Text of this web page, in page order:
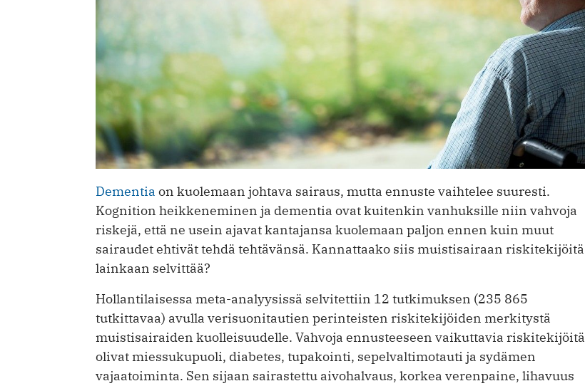
Dementia on kuolemaan johtava sairaus, mutta ennuste vaihtelee suuresti.
Kognition heikkeneminen ja dementia ovat kuitenkin vanhuksille niin vahvoja
riskejä, että ne usein ajavat kantajansa kuolemaan paljon ennen kuin muut
sairaudet ehtivät tehdä tehtävänsä. Kannattaako siis muistisairaan riskitekijöitä
lainkaan selvittää?
Hollantilaisessa meta-analyysissä selvitettiin 12 tutkimuksen (235 865
tutkittavaa) avulla verisuonitautien perinteisten riskitekijöiden merkitystä
muistisairaiden ­kuolleisuudelle. Vahvoja ennusteeseen vaikuttavia riskitekijöitä
olivat miessukupuoli, diabetes, tupakointi, sepelvaltimotauti ja sydämen
vajaatoiminta. Sen sijaan sairastettu aivohalvaus, korkea verenpaine, lihavuus